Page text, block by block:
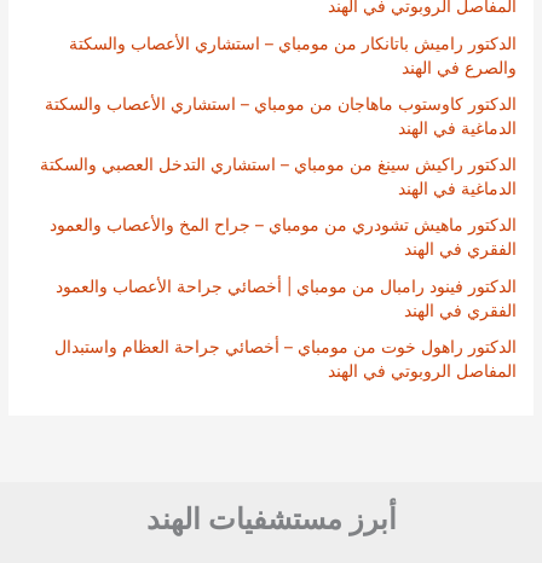
المفاصل الروبوتي في الهند
الدكتور راميش باتانكار من مومباي – استشاري الأعصاب والسكتة
والصرع في الهند
الدكتور كاوستوب ماهاجان من مومباي – استشاري الأعصاب والسكتة
الدماغية في الهند
الدكتور راكيش سينغ من مومباي – استشاري التدخل العصبي والسكتة
الدماغية في الهند
الدكتور ماهيش تشودري من مومباي – جراح المخ والأعصاب والعمود
الفقري في الهند
الدكتور فينود رامبال من مومباي | أخصائي جراحة الأعصاب والعمود
الفقري في الهند
الدكتور راهول خوت من مومباي – أخصائي جراحة العظام واستبدال
المفاصل الروبوتي في الهند
أبرز مستشفيات الهند